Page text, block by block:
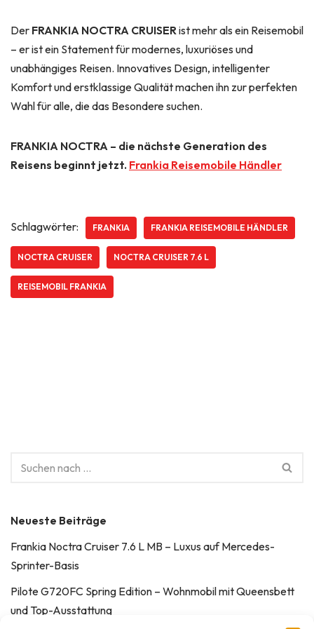
Der FRANKIA NOCTRA CRUISER ist mehr als ein Reisemobil
– er ist ein Statement für modernes, luxuriöses und
unabhängiges Reisen. Innovatives Design, intelligenter
Komfort und erstklassige Qualität machen ihn zur perfekten
Wahl für alle, die das Besondere suchen.
FRANKIA NOCTRA – die nächste Generation des
Reisens beginnt jetzt. Frankia Reisemobile Händler
Schlagwörter: FRANKIA FRANKIA REISEMOBILE HÄNDLER
NOCTRA CRUISER NOCTRA CRUISER 7.6 L
REISEMOBIL FRANKIA
Neueste Beiträge
Frankia Noctra Cruiser 7.6 L MB – Luxus auf Mercedes-
Sprinter-Basis
Pilote G720FC Spring Edition – Wohnmobil mit Queensbett
und Top-Ausstattung